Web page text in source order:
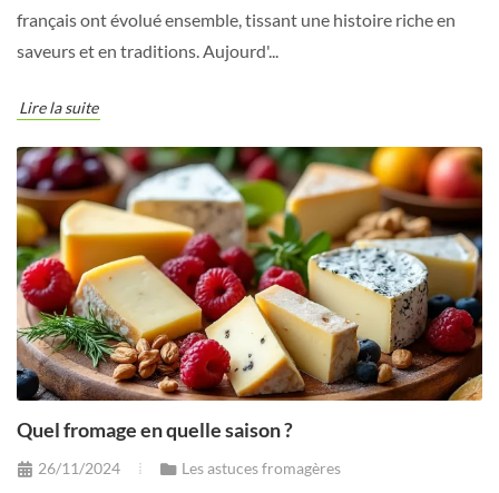
français ont évolué ensemble, tissant une histoire riche en
saveurs et en traditions. Aujourd'...
Lire la suite
Quel fromage en quelle saison ?
26/11/2024 Les astuces fromagères